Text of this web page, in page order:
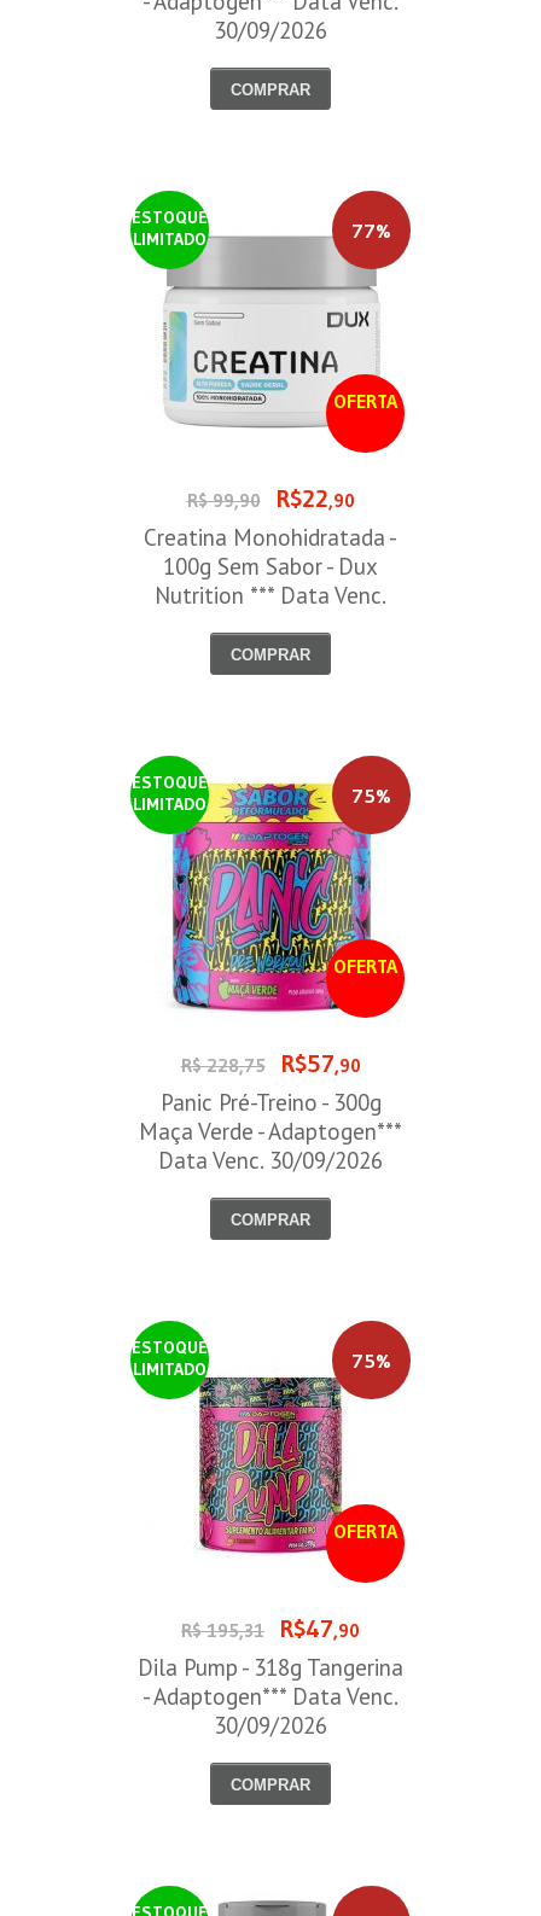
30/09/2026
COMPRAR
ESTOQUE
LIMITADO
OFERTA
77%
R$ 99,90 R$22,90
Creatina Monohidratada -
100g Sem Sabor - Dux
Nutrition *** Data Venc.
COMPRAR
ESTOQUE
LIMITADO
OFERTA
75%
R$ 228,75 R$57,90
Panic Pré-Treino - 300g
Maça Verde - Adaptogen***
Data Venc. 30/09/2026
COMPRAR
ESTOQUE
LIMITADO
OFERTA
75%
R$ 195,31 R$47,90
Dila Pump - 318g Tangerina
- Adaptogen*** Data Venc.
30/09/2026
COMPRAR